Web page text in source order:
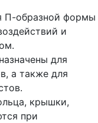
П-образной формы
и
для
а также для
крышки,
при